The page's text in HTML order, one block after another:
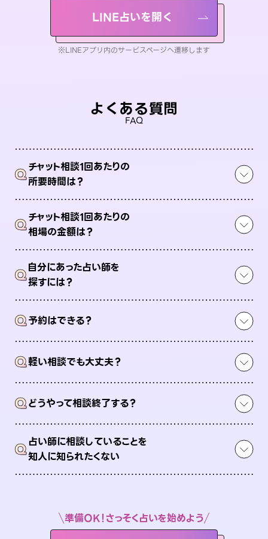
LINE占いを開く
※LINEアプリ内のサービスページへ遷移します
よくある質問
FAQ
Qチャット相談1回あたりの
所要時間は？
Qチャット相談1回あたりの
相場の金額は？
Q自分にあった占い師を
探すには？
Q予約はできる？
Q軽い相談でも大丈夫？
Qどうやって相談終了する？
Q占い師に相談していることを
知人に知られたくない
準備OK！さっそく占いを始めよう